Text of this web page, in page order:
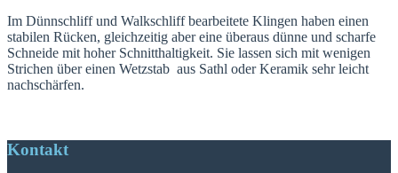
Im Dünnschliff und Walkschliff bearbeitete Klingen haben einen
stabilen Rücken, gleichzeitig aber eine überaus dünne und scharfe
Schneide mit hoher Schnitthaltigkeit. Sie lassen sich mit wenigen
Strichen über einen Wetzstab aus Sathl oder Keramik sehr leicht
nachschärfen.
Kontakt